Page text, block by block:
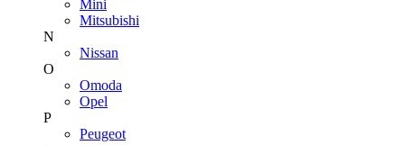
Mini
Mitsubishi
N
Nissan
O
Omoda
Opel
P
Peugeot